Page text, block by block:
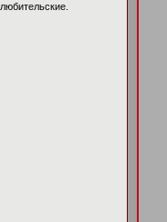
любительские.